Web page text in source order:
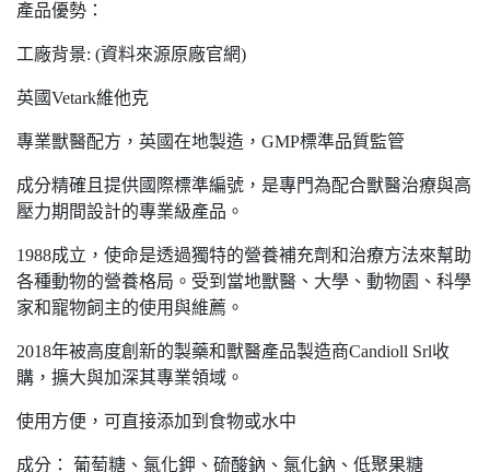
產品優勢：
工廠背景: (資料來源原廠官網)
英國Vetark維他克
專業獸醫配方，英國在地製造，GMP標準品質監管
成分精確且提供國際標準編號，是專門為配合獸醫治療與高
壓力期間設計的專業級產品。
1988成立，使命是透過獨特的營養補充劑和治療方法來幫助
各種動物的營養格局。受到當地獸醫、大學、動物園、科學
家和寵物飼主的使用與維薦。
2018年被高度創新的製藥和獸醫產品製造商Candioll Srl收
購，擴大與加深其專業領域。
使用方便，可直接添加到食物或水中
成分： 葡萄糖、氯化鉀、硫酸鈉、氯化鈉、低聚果糖